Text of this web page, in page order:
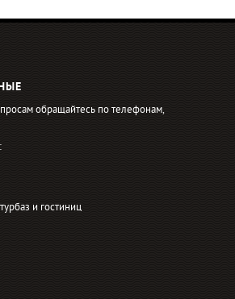
обращайтесь по телефонам,
и гостиниц